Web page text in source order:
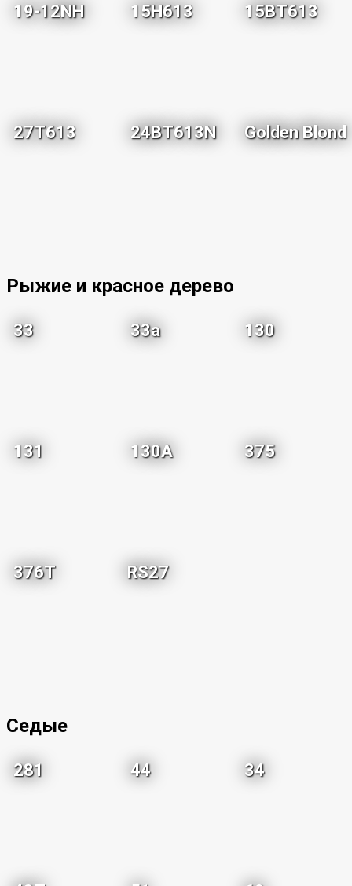
19-12NH 15H613 15BT613
27T613 24BT613N Golden Blond
Рыжие и красное дерево
33 33a 130
131 130A 375
376T RS27
Седые
281 44 34